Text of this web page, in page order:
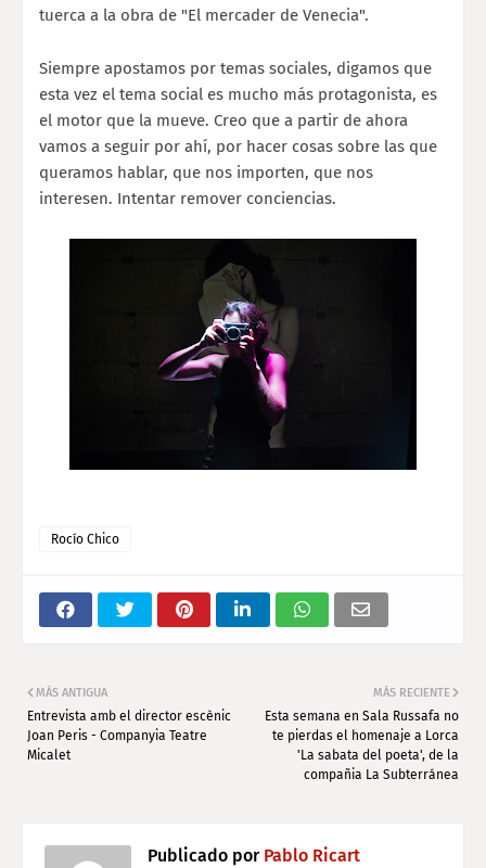
tuerca a la obra de "El mercader de Venecia".
Siempre apostamos por temas sociales, digamos que
esta vez el tema social es mucho más protagonista, es
el motor que la mueve. Creo que a partir de ahora
vamos a seguir por ahí, por hacer cosas sobre las que
queramos hablar, que nos importen, que nos
interesen. Intentar remover conciencias.
Rocío Chico
MÁS RECIENTE
Esta semana en Sala Russafa no
te pierdas el homenaje a Lorca
'La sabata del poeta', de la
compañia La Subterránea
MÁS ANTIGUA
Entrevista amb el director escènic
Joan Peris - Companyia Teatre
Micalet
Publicado porPablo Ricart